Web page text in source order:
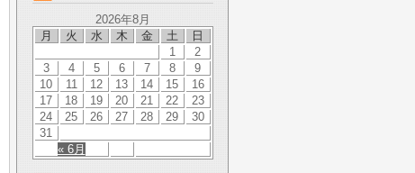
2026年8月
月
火 水 木 金 土 日
« 6月
1
2
3
4 5 6 7 8
9
10
11 12 13 14 15
16
17
18 19 20 21 22
23
24
25 26 27 28 29
30
31